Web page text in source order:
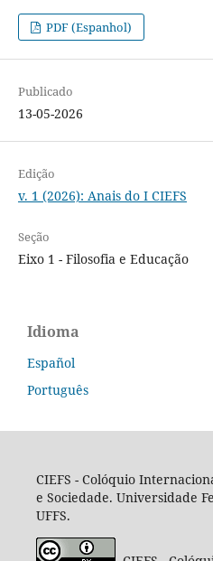
PDF (Espanhol)
Publicado
13-05-2026
Edição
v. 1 (2026): Anais do I CIEFS
Seção
Eixo 1 - Filosofia e Educação
Idioma
Español
Português
CIEFS - Colóquio
e Sociedade. Universidade
UFFS.